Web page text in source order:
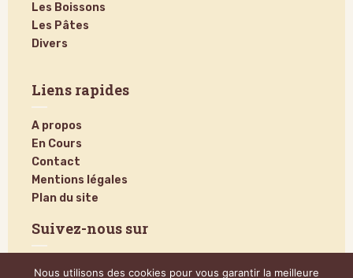
Les Boissons
Les Pâtes
Divers
Liens rapides
A propos
En Cours
Contact
Mentions légales
Plan du site
Suivez-nous sur
Nous utilisons des cookies pour vous garantir la meilleure